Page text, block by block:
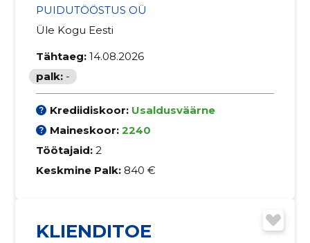
PUIDUTÖÖSTUS OÜ
Üle Kogu Eesti
Tähtaeg: 14.08.2026
palk: -
Krediidiskoor: Usaldusväärne
Maineskoor: 2240
Töötajaid: 2
Keskmine Palk: 840 €
KLIENDITOE